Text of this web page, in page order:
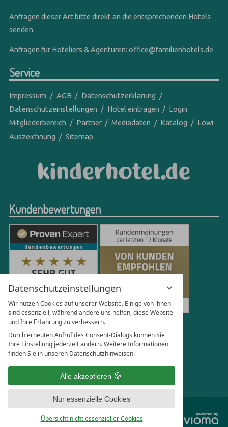
Datenschutzeinstellungen
Wir nutzen Cookies auf unserer Website. Einige von ihnen
sind essenziell, während andere uns helfen, diese Website
und Ihre Erfahrung zu verbessern.
Durch erneuten Aufruf des Consent-Dialogs können Sie
Ihre Einstellung jederzeit ändern. Weitere Informationen
finden Sie in unseren Datenschutzhinweisen.
Alle akzeptieren
Nur essenzielle Cookies
Übersicht nicht essenzieller Cookies
Anfragen dieser Art bitte direkt an die entsprechenden Hotels
senden.
Anfragen für Hoteliers & Agenturen:office@familienhotels.de
Service
Impressum AGB
Datenschutzerklärung
Datenschutzeinstellungen
Hotel eintragen
Login
Mitgliederbereich
Partner Mediadaten Katalog
Löwi
Auszeichnung
Sitemap
Kundenbewertungen